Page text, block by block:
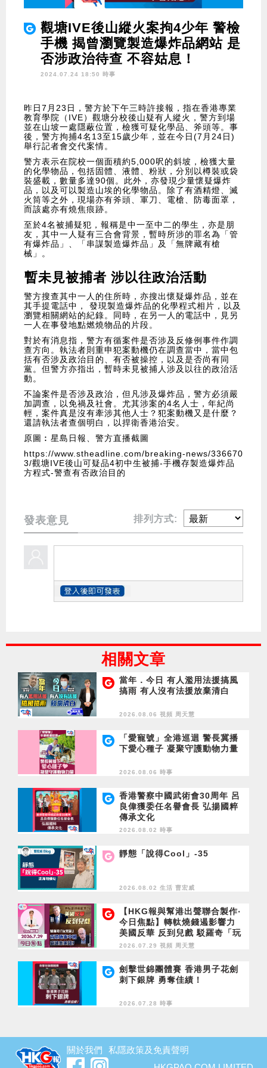
觀塘IVE後山縱火案拘4少年 警檢
手機 揭曾瀏覽製造爆炸品網站 是
否涉政治待查 不容姑息！
2024.07.24 18:50 時事
昨日7月23日，警方於下午三時許接報，指在香港專業
教育學院（IVE）觀塘分校後山疑有人縱火，警方到場
並在山坡一處隱蔽位置，檢獲可疑化學品、斧頭等。事
後，警方拘捕4名13至15歲少年，並在今日(7月24日)
舉行記者會交代案情。
警方表示在院校一個面積約5,000呎的斜坡，檢獲大量
的化學物品，包括固體、液體、粉狀，分別以樽裝或袋
裝盛載，數量多達90個。此外，亦發現少量懷疑爆炸
品，以及可以製造山埃的化學物品。除了有酒精燈、滅
火筒等之外，現場亦有斧頭、軍刀、電槍、防毒面罩，
而該處亦有燒焦痕跡。
至於4名被捕疑犯，報稱是中一至中二的學生，亦是朋
友，其中一人疑有三合會背景，暫時所涉的罪名為「管
有爆炸品」、「串謀製造爆炸品」及「無牌藏有槍
械」。
暫未見被捕者 涉以往政治活動
警方搜查其中一人的住所時，亦搜出懷疑爆炸品，並在
其手提電話中， 發現製造爆炸品的化學程式相片，以及
瀏覽相關網站的紀錄。同時，在另一人的電話中，見另
一人在事發地點燃燒物品的片段。
對於有消息指，警方有循案件是否涉及反修例事件作調
查方向。執法者則重申犯案動機仍在調查當中，當中包
括有否涉及政治目的、有否被操控，以及是否尚有同
黨。但警方亦指出，暫時未見被捕人涉及以往的政治活
動。
不論案件是否涉及政治，但凡涉及爆炸品，警方必須嚴
加調查，以免禍及社會。尤其涉案的4名人士，年紀尚
輕，案件真是沒有牽涉其他人士？犯案動機又是什麼？
還請執法者查個明白，以捍衛香港治安。
原圖︰星島日報、警方直播截圖
https://www.stheadline.com/breaking-news/336670
3/觀塘IVE後山可疑品4初中生被捕-手機存製造爆炸品
方程式-警查有否政治目的
發表意見 排列方式:
相關文章
當年．今日 有人濫用法援搞風
搞雨 有人沒有法援放棄清白
2026.08.06 視頻 周天慧
「愛寵號」全港巡迴 警長冀播
下愛心種子 凝聚守護動物力量
2026.08.06 時事
香港警察中國武術會30周年 呂
良偉獲委任名譽會長 弘揚國粹
傳承文化
2026.08.02 時事
靜態「說得Cool」-35
2026.08.02 生活 曹宏威
【HKG報與幫港出聲聯合製作‧
今日焦點】轉軚燒錢遏影響力
美國反華 反到兒戲 駁羅奇「玩
完論」 香港唔靠中國 唔通靠美
2026.07.29 視頻 周天慧
劍擊世錦團體賽 香港男子花劍
刺下銀牌 勇奪佳績！
2026.07.28 時事
關於我們
私隱政策及免責聲明